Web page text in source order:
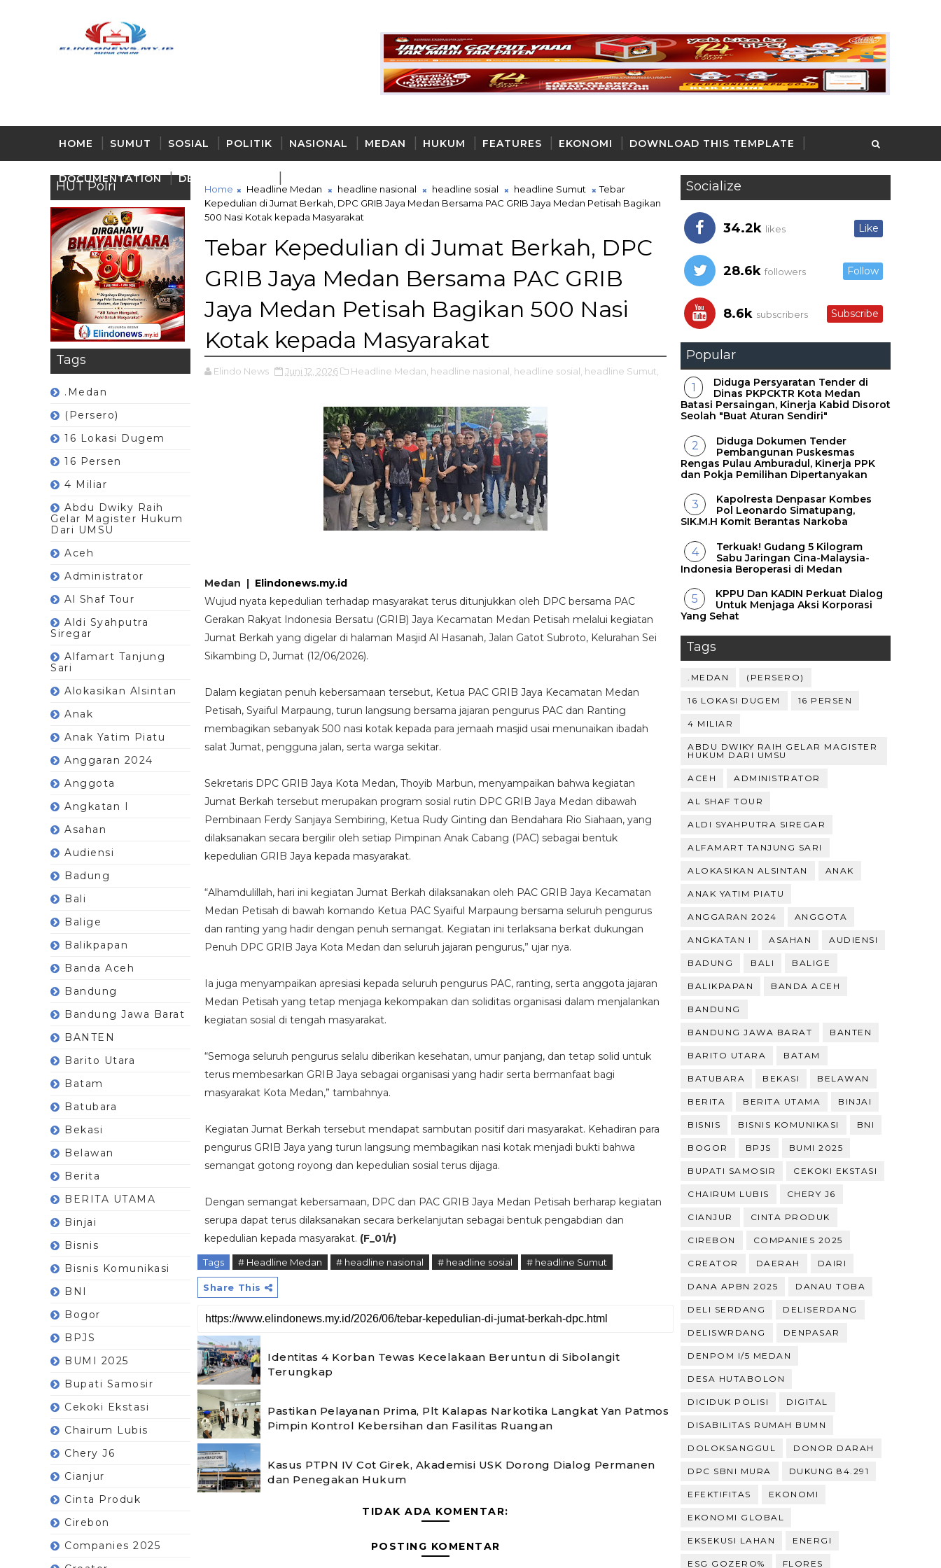
HOME SUMUT SOSIAL POLITIK NASIONAL MEDAN HUKUM FEATURES EKONOMI DOWNLOAD THIS TEMPLATE
DOCUMENTATION DELI - SERDANG
HUT Polri
Tags
.Medan
(Persero)
16 Lokasi Dugem
16 Persen
4 Miliar
Abdu Dwiky Raih
Gelar Magister Hukum
Dari UMSU
Aceh
Administrator
Al Shaf Tour
Aldi Syahputra
Siregar
Alfamart Tanjung
Sari
Alokasikan Alsintan
Anak
Anak Yatim Piatu
Anggaran 2024
Anggota
Angkatan I
Asahan
Audiensi
Badung
Bali
Balige
Balikpapan
Banda Aceh
Bandung
Bandung Jawa Barat
BANTEN
Barito Utara
Batam
Batubara
Bekasi
Belawan
Berita
BERITA UTAMA
Binjai
Bisnis
Bisnis Komunikasi
BNI
Bogor
BPJS
BUMI 2025
Bupati Samosir
Cekoki Ekstasi
Chairum Lubis
Chery J6
Cianjur
Cinta Produk
Cirebon
Companies 2025
Home Headline Medan headline nasional headline sosial headline Sumut
Tebar
Kepedulian di Jumat Berkah, DPC GRIB Jaya Medan Bersama PAC GRIB Jaya Medan Petisah Bagikan
500 Nasi Kotak kepada Masyarakat
Tebar Kepedulian di Jumat Berkah, DPC
GRIB Jaya Medan Bersama PAC GRIB
Jaya Medan Petisah Bagikan 500 Nasi
Kotak kepada Masyarakat
Elindo News Juni 12, 2026 Headline Medan, headline nasional, headline sosial, headline Sumut,
Medan | Elindonews.my.id
Wujud nyata kepedulian terhadap masyarakat terus ditunjukkan oleh DPC bersama PAC
Gerakan Rakyat Indonesia Bersatu (GRIB) Jaya Kecamatan Medan Petisah melalui kegiatan
Jumat Berkah yang digelar di halaman Masjid Al Hasanah, Jalan Gatot Subroto, Kelurahan Sei
Sikambing D, Jumat (12/06/2026).
Dalam kegiatan penuh kebersamaan tersebut, Ketua PAC GRIB Jaya Kecamatan Medan
Petisah, Syaiful Marpaung, turun langsung bersama jajaran pengurus PAC dan Ranting
membagikan sebanyak 500 nasi kotak kepada para jemaah masjid usai menunaikan ibadah
salat Jumat, pengguna jalan, serta warga sekitar.
Sekretaris DPC GRIB Jaya Kota Medan, Thoyib Marbun, menyampaikan bahwa kegiatan
Jumat Berkah tersebut merupakan program sosial rutin DPC GRIB Jaya Medan dibawah
Pembinaan Ferdy Sanjaya Sembiring, Ketua Rudy Ginting dan Bendahara Rio Siahaan, yang
dilaksanakan secara bergilir oleh setiap Pimpinan Anak Cabang (PAC) sebagai bentuk
kepedulian GRIB Jaya kepada masyarakat.
“Alhamdulillah, hari ini kegiatan Jumat Berkah dilaksanakan oleh PAC GRIB Jaya Kecamatan
Medan Petisah di bawah komando Ketua PAC Syaiful Marpaung bersama seluruh pengurus
dan ranting yang hadir dengan penuh semangat. Kegiatan ini terlaksana berkat dukungan
Penuh DPC GRIB Jaya Kota Medan dan seluruh jajaran pengurus,” ujar nya.
Ia juga menyampaikan apresiasi kepada seluruh pengurus PAC, ranting, serta anggota jajaran
Medan Petisah yang tetap menjaga kekompakan dan soliditas organisasi dalam menjalankan
kegiatan sosial di tengah masyarakat.
“Semoga seluruh pengurus selalu diberikan kesehatan, umur panjang, dan tetap solid untuk
terus membesarkan GRIB Jaya sebagai organisasi yang hadir serta bermanfaat bagi
masyarakat Kota Medan,” tambahnya.
Kegiatan Jumat Berkah tersebut mendapat sambutan positif dari masyarakat. Kehadiran para
pengurus GRIB Jaya yang turun langsung membagikan nasi kotak menjadi bukti bahwa
semangat gotong royong dan kepedulian sosial terus dijaga.
Dengan semangat kebersamaan, DPC dan PAC GRIB Jaya Medan Petisah berharap kegiatan
serupa dapat terus dilaksanakan secara berkelanjutan sebagai bentuk pengabdian dan
kepedulian kepada masyarakat. (F_01/r)
Tags # Headline Medan # headline nasional # headline sosial # headline Sumut
Share This
Identitas 4 Korban Tewas Kecelakaan Beruntun di Sibolangit
Terungkap
Pastikan Pelayanan Prima, Plt Kalapas Narkotika Langkat Yan Patmos
Pimpin Kontrol Kebersihan dan Fasilitas Ruangan
Kasus PTPN IV Cot Girek, Akademisi USK Dorong Dialog Permanen
dan Penegakan Hukum
TIDAK ADA KOMENTAR:
POSTING KOMENTAR
Socialize
34.2k likes Like
28.6k followers Follow
8.6k subscribers Subscribe
Popular
Diduga Persyaratan Tender di
Dinas PKPCKTR Kota Medan
Batasi Persaingan, Kinerja Kabid Disorot
Seolah "Buat Aturan Sendiri"
Diduga Dokumen Tender
Pembangunan Puskesmas
Rengas Pulau Amburadul, Kinerja PPK
dan Pokja Pemilihan Dipertanyakan
Kapolresta Denpasar Kombes
Pol Leonardo Simatupang,
SIK.M.H Komit Berantas Narkoba
Terkuak! Gudang 5 Kilogram
Sabu Jaringan Cina-Malaysia-
Indonesia Beroperasi di Medan
KPPU Dan KADIN Perkuat Dialog
Untuk Menjaga Aksi Korporasi
Yang Sehat
Tags
.MEDAN (PERSERO)
16 LOKASI DUGEM 16 PERSEN
4 MILIAR
ABDU DWIKY RAIH GELAR MAGISTER
HUKUM DARI UMSU
ACEH ADMINISTRATOR
AL SHAF TOUR
ALDI SYAHPUTRA SIREGAR
ALFAMART TANJUNG SARI
ALOKASIKAN ALSINTAN ANAK
ANAK YATIM PIATU
ANGGARAN 2024 ANGGOTA
ANGKATAN I ASAHAN AUDIENSI
BADUNG BALI BALIGE
BALIKPAPAN BANDA ACEH
BANDUNG
BANDUNG JAWA BARAT BANTEN
BARITO UTARA BATAM
BATUBARA BEKASI BELAWAN
BERITA BERITA UTAMA BINJAI
BISNIS BISNIS KOMUNIKASI BNI
BOGOR BPJS BUMI 2025
BUPATI SAMOSIR CEKOKI EKSTASI
CHAIRUM LUBIS CHERY J6
CIANJUR CINTA PRODUK
CIREBON COMPANIES 2025
CREATOR DAERAH DAIRI
DANA APBN 2025 DANAU TOBA
DELI SERDANG DELISERDANG
DELISWRDANG DENPASAR
DENPOM I/5 MEDAN
DESA HUTABOLON
DICIDUK POLISI DIGITAL
DISABILITAS RUMAH BUMN
DOLOKSANGGUL DONOR DARAH
DPC SBNI MURA DUKUNG 84.291
EFEKTIFITAS EKONOMI
EKONOMI GLOBAL
EKSEKUSI LAHAN ENERGI
ESG GOZERO% FLORES